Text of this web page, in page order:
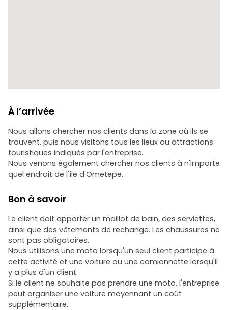
À l’arrivée
Nous allons chercher nos clients dans la zone où ils se
trouvent, puis nous visitons tous les lieux ou attractions
touristiques indiqués par l'entreprise.
Nous venons également chercher nos clients à n'importe
quel endroit de l'île d'Ometepe.
Bon à savoir
Le client doit apporter un maillot de bain, des serviettes,
ainsi que des vêtements de rechange. Les chaussures ne
sont pas obligatoires.
Nous utilisons une moto lorsqu'un seul client participe à
cette activité et une voiture ou une camionnette lorsqu'il
y a plus d'un client.
Si le client ne souhaite pas prendre une moto, l'entreprise
peut organiser une voiture moyennant un coût
supplémentaire.